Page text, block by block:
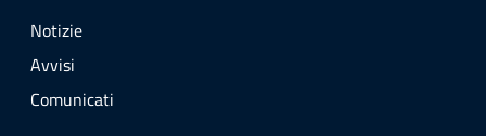
Notizie
Avvisi
Comunicati